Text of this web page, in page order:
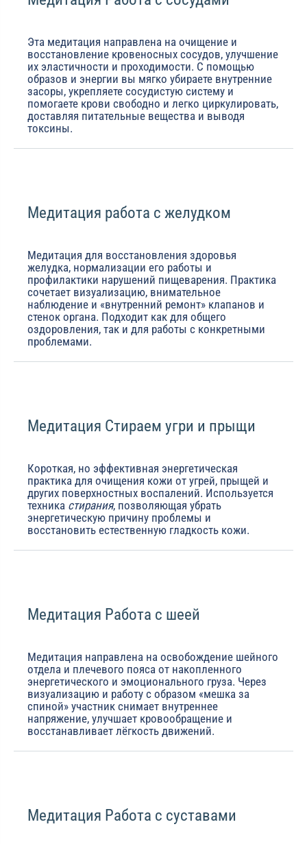
Эта медитация направлена на очищение и
восстановление кровеносных сосудов, улучшение
их эластичности и проходимости. С помощью
образов и энергии вы мягко убираете внутренние
засоры, укрепляете сосудистую систему и
помогаете крови свободно и легко циркулировать,
доставляя питательные вещества и выводя
токсины.
Медитация работа с желудком
Медитация для восстановления здоровья
желудка, нормализации его работы и
профилактики нарушений пищеварения. Практика
сочетает визуализацию, внимательное
наблюдение и «внутренний ремонт» клапанов и
стенок органа. Подходит как для общего
оздоровления, так и для работы с конкретными
проблемами.
Медитация Стираем угри и прыщи
Короткая, но эффективная энергетическая
практика для очищения кожи от угрей, прыщей и
других поверхностных воспалений. Используется
техника стирания, позволяющая убрать
энергетическую причину проблемы и
восстановить естественную гладкость кожи.
Медитация Работа с шеей
Медитация направлена на освобождение шейного
отдела и плечевого пояса от накопленного
энергетического и эмоционального груза. Через
визуализацию и работу с образом «мешка за
спиной» участник снимает внутреннее
напряжение, улучшает кровообращение и
восстанавливает лёгкость движений.
Медитация Работа с суставами